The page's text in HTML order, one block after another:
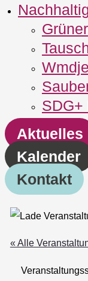
SDG+
Aktuelles
Kalender
Kontakt
« Alle